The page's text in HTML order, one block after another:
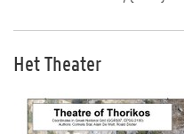
Het Theater